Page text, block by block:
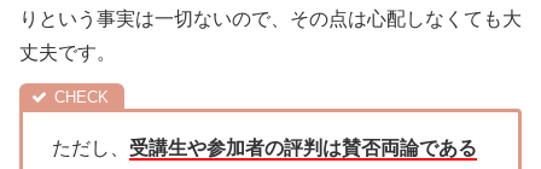
りという事実は一切ないので、その点は心配しなくても大
丈夫です。
ただし、 受講生や参加者の評判は賛否両論である